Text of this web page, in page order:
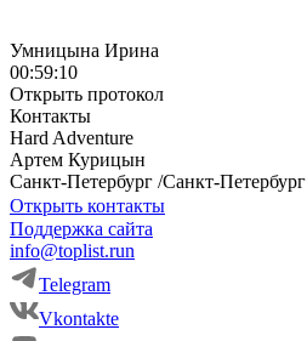
Умницына Ирина
00:59:10
Открыть протокол
Контакты
Hard Adventure
Артем Курицын
Санкт-Петербург /Санкт-Петербург
Открыть контакты
Поддержка сайта
info@toplist.run
Telegram
Vkontakte